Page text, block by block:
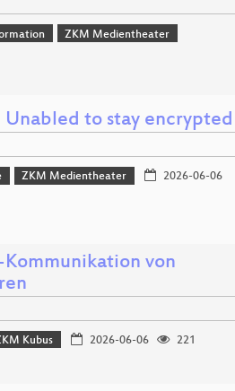
ZKM Medientheater
to stay encrypted
ZKM Medientheater
2026-06-06
von
Kubus 2026-06-06
221